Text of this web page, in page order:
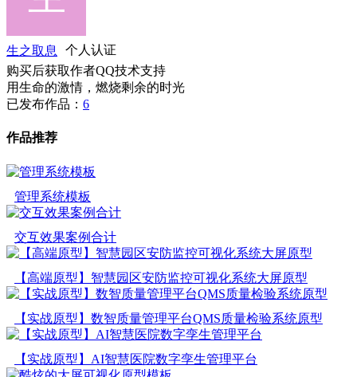
生之取息
个人认证
购买后获取作者QQ技术支持
用生命的激情，燃烧剩余的时光
已发布作品： 6
作品推荐
管理系统模板
交互效果案例合计
【高端原型】智慧园区安防监控可视化系统大屏原型
【实战原型】数智质量管理平台QMS质量检验系统原型
【实战原型】AI智慧医院数字孪生管理平台